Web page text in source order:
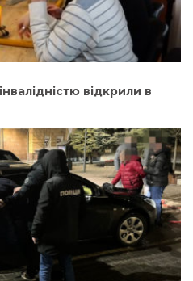
відкрили в